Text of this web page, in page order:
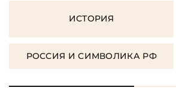
ИСТОРИЯ
РОССИЯ И СИМВОЛИКА РФ